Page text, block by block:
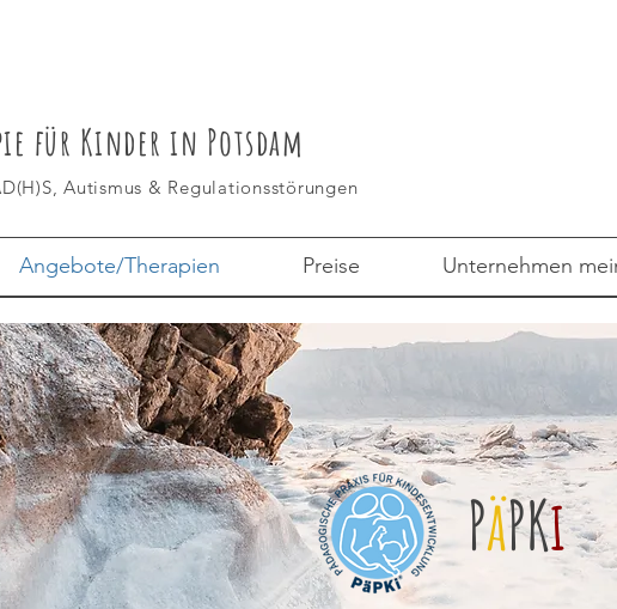
für Kinder in Potsdam
Autismus & Regulationsstörungen
Angebote/Therapien Preise Unternehmen
PäPKi